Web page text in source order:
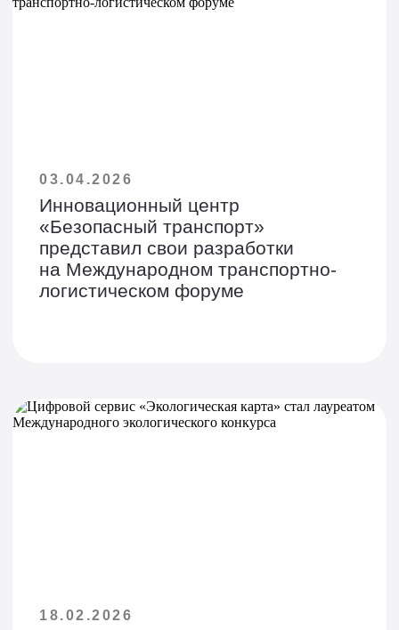
03.04.2026
Инновационный центр
«Безопасный транспорт»
представил свои разработки
на Международном транспортно-
логистическом форуме
18.02.2026